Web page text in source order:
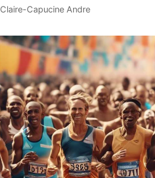
Claire-Capucine Andre